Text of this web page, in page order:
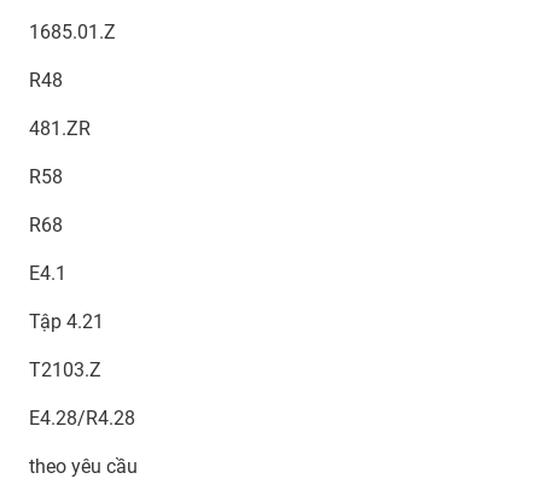
1685.01.Z
R48
481.ZR
R58
R68
E4.1
Tập 4.21
T2103.Z
E4.28/R4.28
theo yêu cầu